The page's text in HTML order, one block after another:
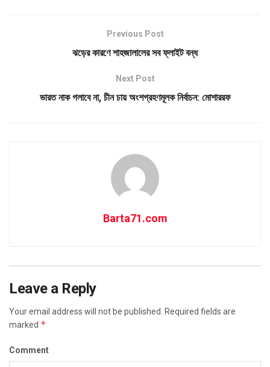
Previous Post
ঝড়ের কারণে শাহজালালের সব ফ্লাইট বন্ধ
Next Post
ভারত নাক গলাবে না, চীন চায় অংশগ্রহণমূলক নির্বাচন: মোশাররফ
Barta71.com
Leave a Reply
Your email address will not be published.
Required fields are
marked *
Comment